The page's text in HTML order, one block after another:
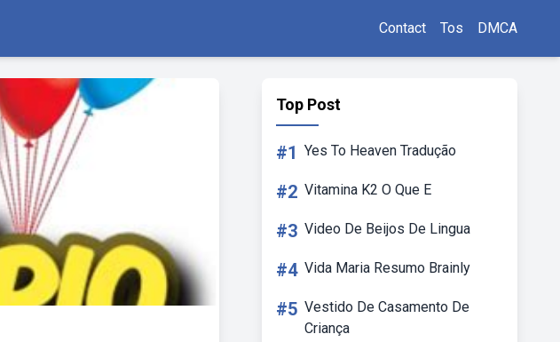
Contact Tos DMCA
Top Post
#1 Yes To Heaven Tradução
#2 Vitamina K2 O Que E
#3 Video De Beijos De Lingua
#4 Vida Maria Resumo Brainly
#5 Vestido De Casamento De
Criança